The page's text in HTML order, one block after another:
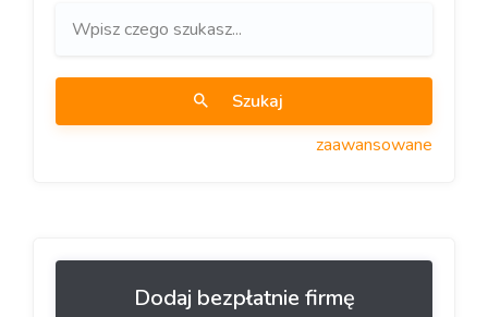
Szukaj
zaawansowane
Dodaj bezpłatnie firmę